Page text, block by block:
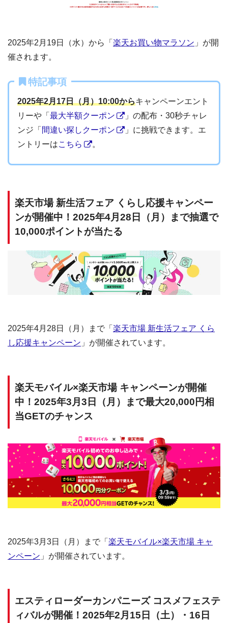
2025年2月19日（水）から「 楽天お買い物マラソン 」が開
催されます。
特記事項
2025年2月17日（月）10:00からキャンペーンエント
リーや「 最大半額クーポン
」の配布・30秒チャレ
ンジ「 間違い探しクーポン
」に挑戦できます。エ
ントリーはこちら 。
楽天市場 新生活フェア くらし応援キャンペー
ンが開催中！2025年4月28日（月）まで抽選で
10,000ポイントが当たる
2025年4月28日（月）まで「 楽天市場 新生活フェア くら
し応援キャンペーン 」が開催されています。
楽天モバイル×楽天市場 キャンペーンが開催
中！2025年3月3日（月）まで最大20,000円相
当GETのチャンス
2025年3月3日（月）まで「 楽天モバイル×楽天市場 キャ
ンペーン 」が開催されています。
エスティローダーカンパニーズ コスメフェステ
ィバルが開催！2025年2月15日（土）・16日